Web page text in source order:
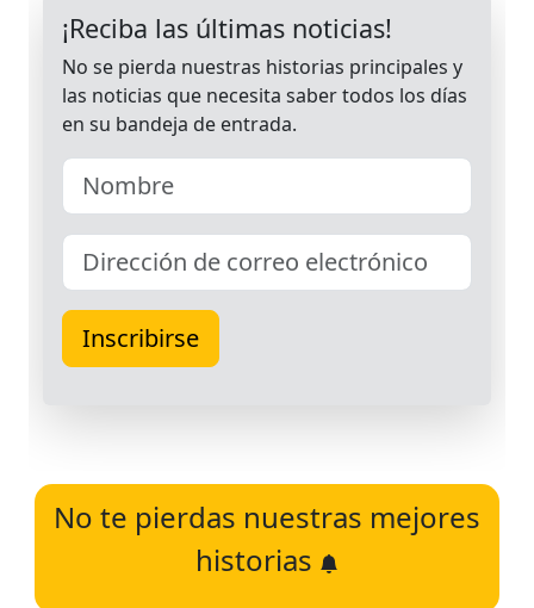
No te pierdas nuestras mejores
historias